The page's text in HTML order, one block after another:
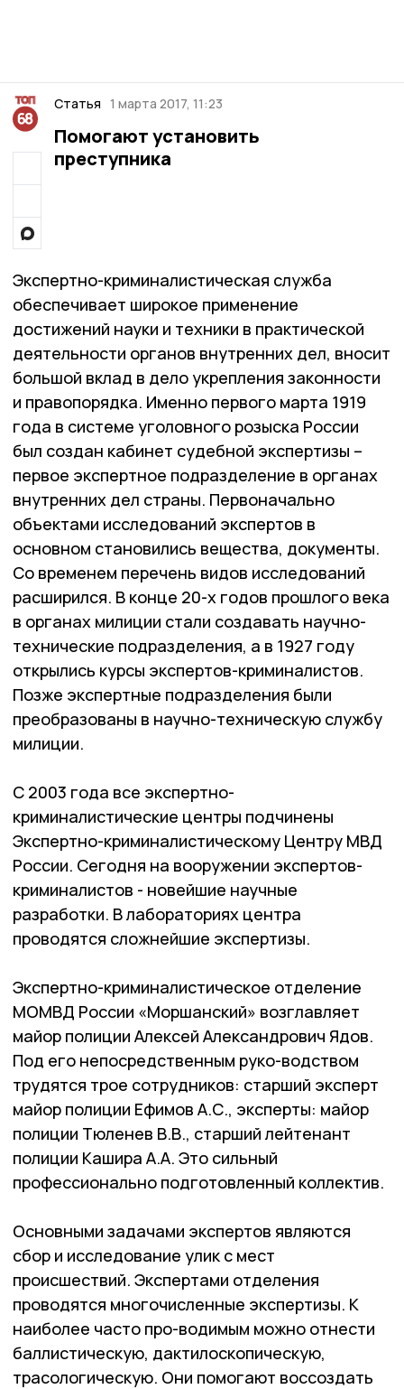
Статья 1 марта 2017, 11:23
Помогают установить
преступника
Экспертно-криминалистическая служба
обеспечивает широкое применение
достижений науки и техники в практической
деятельности органов внутренних дел, вносит
большой вклад в дело укрепления законности
и правопорядка. Именно первого марта 1919
года в системе уголовного розыска России
был создан кабинет судебной экспертизы –
первое экспертное подразделение в органах
внутренних дел страны. Первоначально
объектами исследований экспертов в
основном становились вещества, документы.
Со временем перечень видов исследований
расширился. В конце 20-х годов прошлого века
в органах милиции стали создавать научно-
технические подразделения, а в 1927 году
открылись курсы экспертов-криминалистов.
Позже экспертные подразделения были
преобразованы в научно-техническую службу
милиции.
С 2003 года все экспертно-
криминалистические центры подчинены
Экспертно-криминалистическому Центру МВД
России. Сегодня на вооружении экспертов-
криминалистов - новейшие научные
разработки. В лабораториях центра
проводятся сложнейшие экспертизы.
Экспертно-криминалистическое отделение
МОМВД России «Моршанский» возглавляет
майор полиции Алексей Александрович Ядов.
Под его непосредственным руко-водством
трудятся трое сотрудников: старший эксперт
майор полиции Ефимов А.С., эксперты: майор
полиции Тюленев В.В., старший лейтенант
полиции Кашира А.А. Это сильный
профессионально подготовленный коллектив.
Основными задачами экспертов являются
сбор и исследование улик с мест
происшествий. Экспертами отделения
проводятся многочисленные экспертизы. К
наиболее часто про-водимым можно отнести
баллистическую, дактилоскопическую,
трасологическую. Они помогают воссоздать